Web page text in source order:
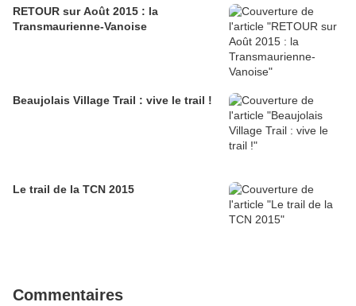
RETOUR sur Août 2015 : la
Transmaurienne-Vanoise
Beaujolais Village Trail : vive le trail !
Le trail de la TCN 2015
Commentaires